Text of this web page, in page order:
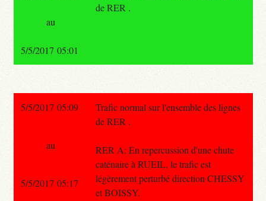
de RER .
au
5/5/2017 05:01
5/5/2017 05:09
Trafic normal sur l'ensemble des lignes
de RER .
RER A: En repercussion d'une chute
caténaire à RUEIL, le trafic est
légèrement perturbé direction CHESSY
et BOISSY.
au
5/5/2017 05:17